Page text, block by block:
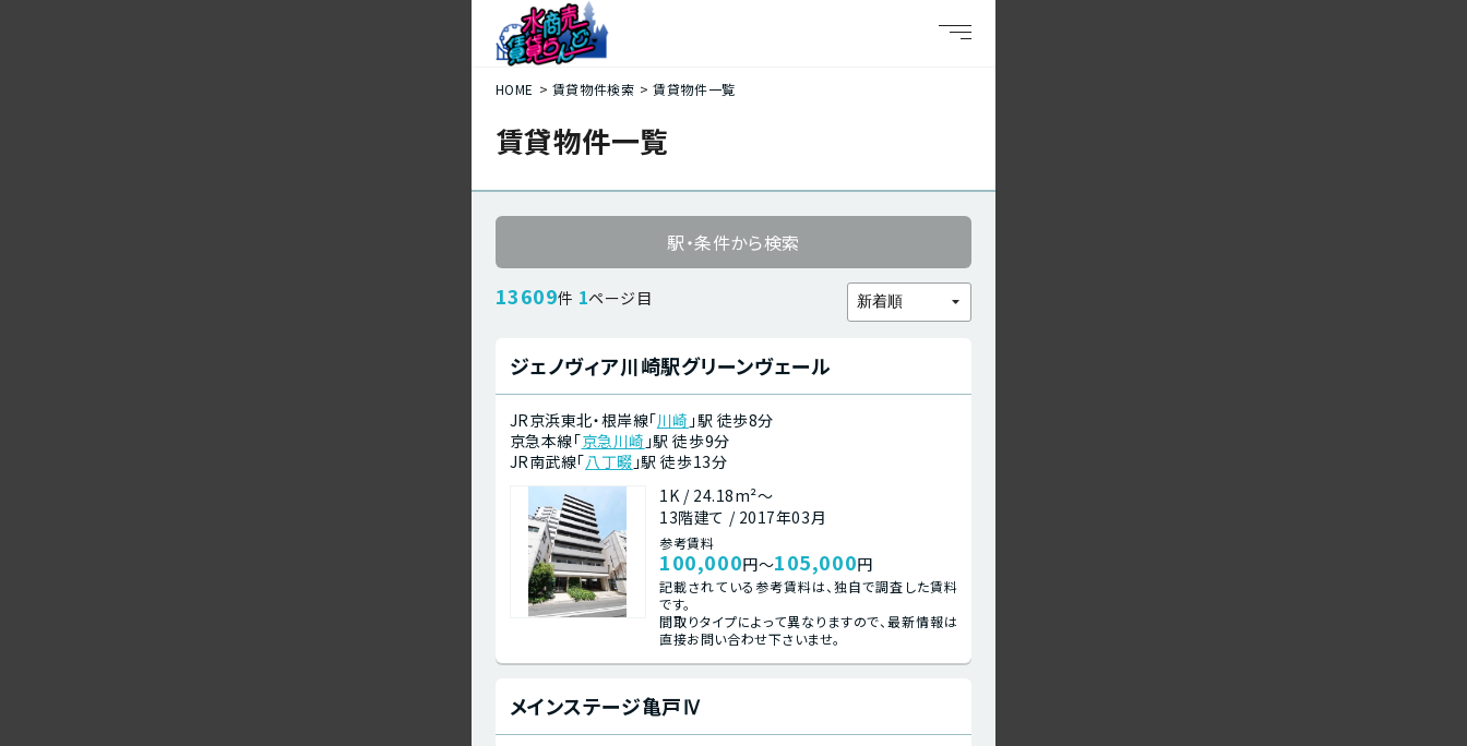
HOME 賃貸物件検索 賃貸物件一覧
賃貸物件一覧
駅・条件から検索
13609件 1ページ目
ジェノヴィア川崎駅グリーンヴェール
JR京浜東北・根岸線「川崎 」駅 徒歩8分
京急本線「京急川崎 」駅 徒歩9分
JR南武線「八丁畷 」駅 徒歩13分
1K / 24.18m²～
13階建て / 2017年03月
参考賃料
100,000円～105,000円
記載されている参考賃料は、独自で調査した賃料
です。
間取りタイプによって異なりますので、最新情報は
直接お問い合わせ下さいませ。
メインステージ亀戸Ⅳ